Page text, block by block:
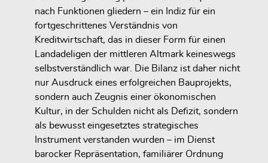
nach Funktionen gliedern – ein Indiz für ein
fortgeschrittenes Verständnis von
Kreditwirtschaft, das in dieser Form für einen
Landadeligen der mittleren Altmark keineswegs
selbstverständlich war. Die Bilanz ist daher nicht
nur Ausdruck eines erfolgreichen Bauprojekts,
sondern auch Zeugnis einer ökonomischen
Kultur, in der Schulden nicht als Defizit, sondern
als bewusst eingesetztes strategisches
Instrument verstanden wurden – im Dienst
barocker Repräsentation, familiärer Ordnung